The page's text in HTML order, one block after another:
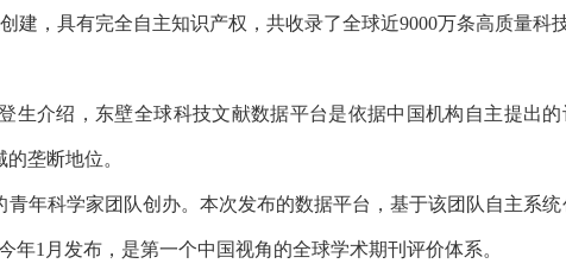
建，具有完全自主知识产权，共收录了全球近9000万条高质量
介绍，东壁全球科技文献数据平台是依据中国机构自主提出
垄断地位。
科学家团队创办。本次发布的数据平台，基于该团队自主系
1月发布，是第一个中国视角的全球学术期刊评价体系。